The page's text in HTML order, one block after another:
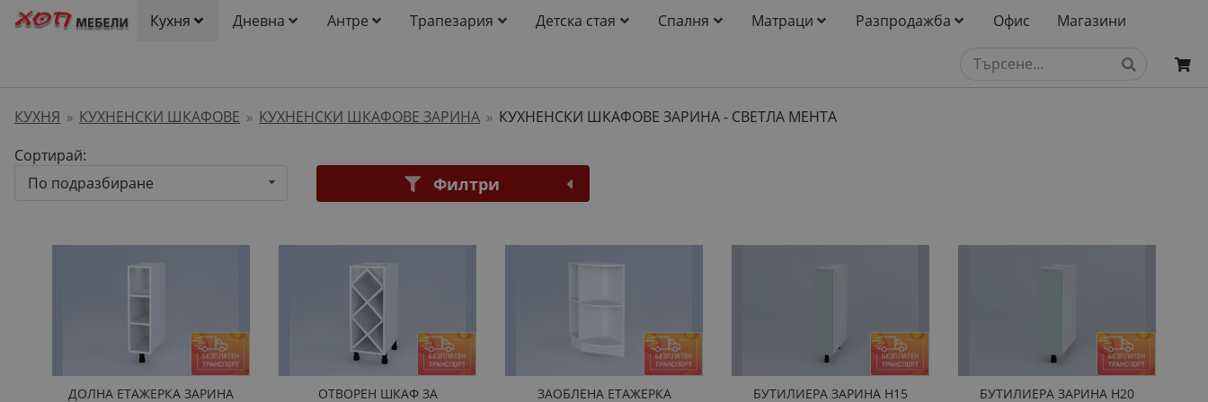
Кухня Дневна Антре Трапезария Детска стая Спалня Матраци Разпродажба Офис Магазини
КУХНЯ » КУХНЕНСКИ ШКАФОВЕ » КУХНЕНСКИ ШКАФОВЕ ЗАРИНА » КУХНЕНСКИ ШКАФОВЕ ЗАРИНА - СВЕТЛА МЕНТА
Сортирай:
По подразбиране
Филтри
ДОЛНА ЕТАЖЕРКА ЗАРИНА
ОТВОРЕН ШКАФ ЗА
ЗАОБЛЕНА ЕТАЖЕРКА
БУТИЛИЕРА ЗАРИНА Н15
БУТИЛИЕРА ЗАРИНА Н20